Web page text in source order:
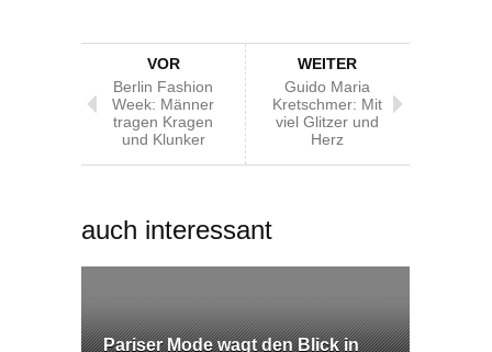
VOR
Berlin Fashion
Week: Männer
tragen Kragen
und Klunker
WEITER
Guido Maria
Kretschmer: Mit
viel Glitzer und
Herz
auch interessant
Pariser Mode wagt den Blick in